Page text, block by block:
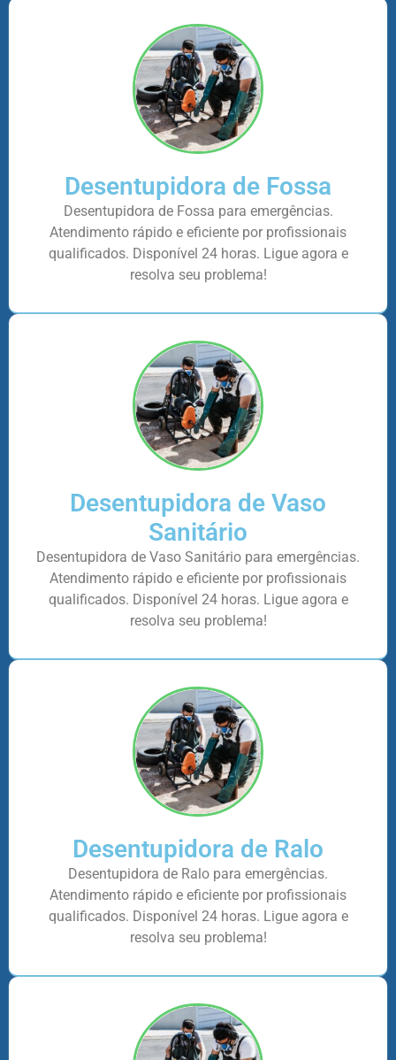
Desentupidora de Fossa
Desentupidora de Fossa para emergências.
Atendimento rápido e eficiente por profissionais
qualificados. Disponível 24 horas. Ligue agora e
resolva seu problema!
Desentupidora de Vaso
Sanitário
Desentupidora de Vaso Sanitário para emergências.
Atendimento rápido e eficiente por profissionais
qualificados. Disponível 24 horas. Ligue agora e
resolva seu problema!
Desentupidora de Ralo
Desentupidora de Ralo para emergências.
Atendimento rápido e eficiente por profissionais
qualificados. Disponível 24 horas. Ligue agora e
resolva seu problema!